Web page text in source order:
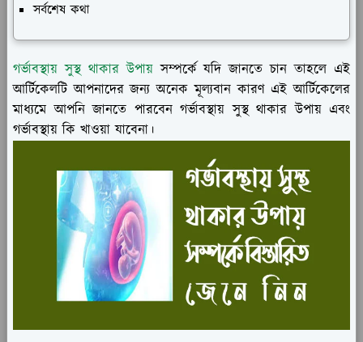
সর্বশেষ কথা
গর্ভাবস্থায় সুস্থ থাকার উপায়সম্পর্কে যদি জানতে চান তাহলে এই
আর্টিকেলটি আপনাদের জন্য অনেক মূল্যবান কারণ এই আর্টিকেলের
মাধ্যমে আপনি জানতে পারবেন গর্ভাবস্থায় সুস্থ থাকার উপায় এবং
গর্ভাবস্থায় কি খাওয়া যাবেনা।